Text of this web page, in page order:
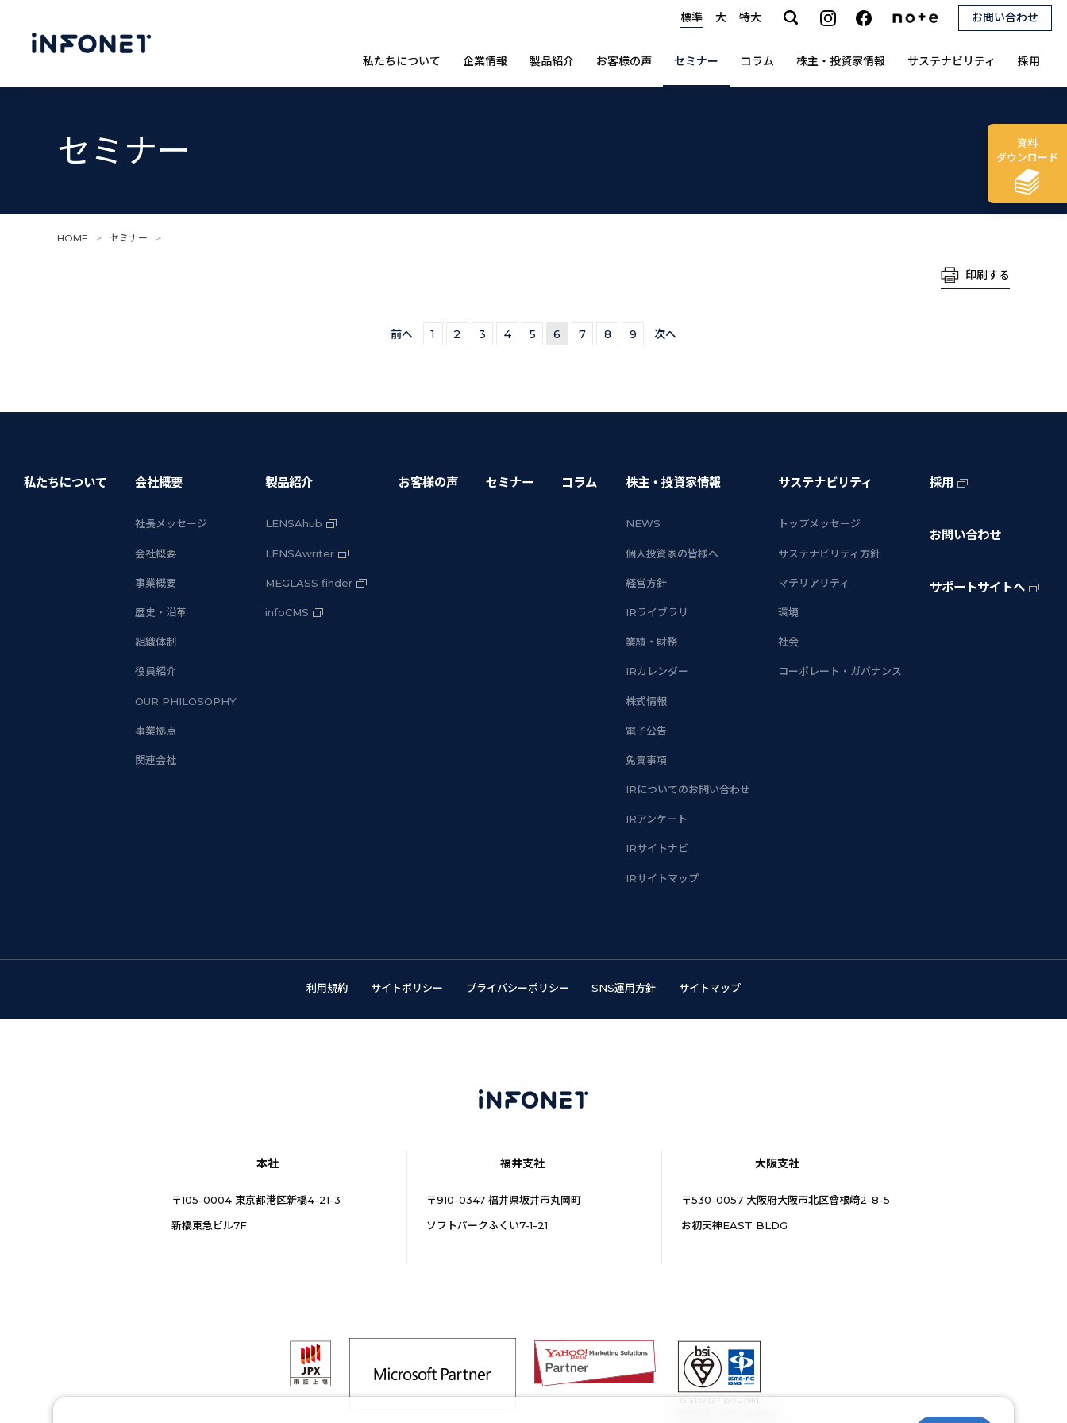
標準 大 特大 search お問い合わせ
資料
ダウンロード
私たちについて 企業情報 製品紹介 お客様の声 セミナー コラム 株主・投資家情報 サステナビリティ 採用
セミナー
HOME > セミナー >
印刷する
前へ 1 2 3 4 5 6 7 8 9 次へ
私たちについて 会社概要
社長メッセージ
会社概要
事業概要
歴史・沿革
組織体制
役員紹介
OUR PHILOSOPHY
事業拠点
関連会社
製品紹介
LENSAhub
LENSAwriter
MEGLASS finder
infoCMS
お客様の声 セミナー コラム 株主・投資家情報
NEWS
個人投資家の皆様へ
経営方針
IRライブラリ
業績・財務
IRカレンダー
株式情報
電子公告
免責事項
IRについてのお問い合わせ
IRアンケート
IRサイトナビ
IRサイトマップ
サステナビリティ
トップメッセージ
サステナビリティ方針
マテリアリティ
環境
社会
コーポレート・ガバナンス
採用
お問い合わせ
サポートサイトへ
利用規約 サイトポリシー プライバシーポリシー SNS運用方針 サイトマップ
本社
〒105-0004 東京都港区新橋4-21-3
新橋東急ビル7F
福井支社
〒910-0347 福井県坂井市丸岡町
ソフトパークふくい7-1-21
大阪支社
〒530-0057 大阪府大阪市北区曾根崎2-8-5
お初天神EAST BLDG